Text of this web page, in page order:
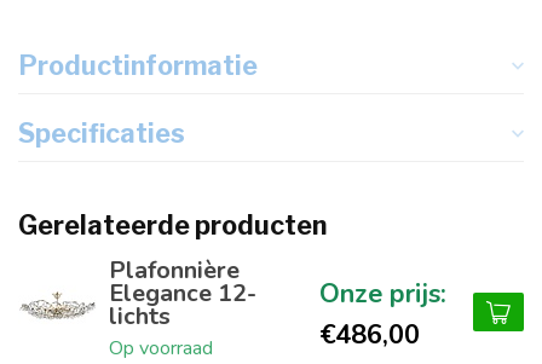
Productinformatie
Specificaties
Gerelateerde producten
Plafonnière
Elegance 12-
lichts
Op voorraad €486,00